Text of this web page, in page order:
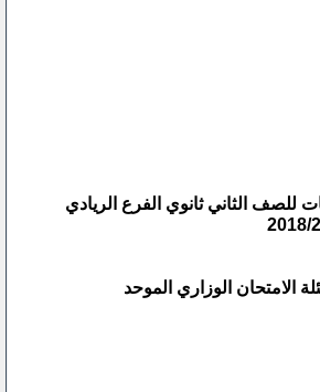
للصف الثاني ثانوي الفرع الريادي
الامتحان الوزاري الموحد